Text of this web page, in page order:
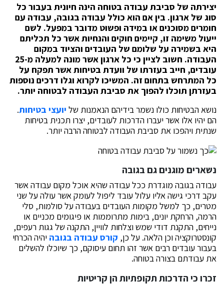
יצירתה של סביבת עבודה בטוחה הינה חיונית בעבור כל
סוג של ארגון. בין אם הוא כולל עבודה בגובה, עבודה עם
חומרים מסוכנים או במידה ופשוט מדובר במפעל. לשם
ייעול משימה זו, קיימים חוקים והנחיות אשר כל תכליתם
היא בשמירה על שלומם של העובדים והציוד במקום
העבודה. חשוב לציין כי כל ארגון אשר מונה למעלה מ-25
עובדים, חייב בעזרתו של וועדת בטיחות אשר תפקח על
כל המתרחש בתחום זה. המשיכו לקרוא וגלו דרכים נוספות
בעזרתן תוכלו להפוך את סביבת העבודה לבטוחה יותר.
נושא הבטיחות כולו נשמר בידיהם הנאמנות של יועצי בטיחות.
הם יהיו אלו אשר יעברו הדרכות לעובדים, יצרו תכנית בטיחות
שנתית ויהפכו את סביבת העבודה לבטוחה הרבה יותר.
נשארים מוגנים גם בגובה
עבודה בגובה מוגדרת ככל עבודה שהיא אוכל מקום עבודה אשר
עקב דרכי גישה אליו עלול עובד ליפול לעומק אשר עולה על שני
מטרים, כך למשל מקומות העובדים בעבודה על סולמות, סלי
הרמה, הרחקת יונים, בימות מתרוממות או פיגומים מכניים או
נייחים, התקנת דודי שמש וצלחות לוויין, התקנה של גגות רעפים,
קונסטרוקציה וכן הלאה. על כן, קורס עבודה בגובה יהיה הכרחי
בעבור עובדים רבים אשר זהו תחום עיסוקם, כך שיוכלו להשלים
את עבודתם בצורה בטוחה.
זכרו כי הדרכות תקופתיות הן קריטיות